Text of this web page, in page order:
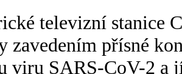
televizní stanice
zavedením přísné
viru SARS-CoV-2 a